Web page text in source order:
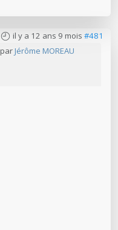
il y a 12 ans 9 mois #481
par Jérôme MOREAU